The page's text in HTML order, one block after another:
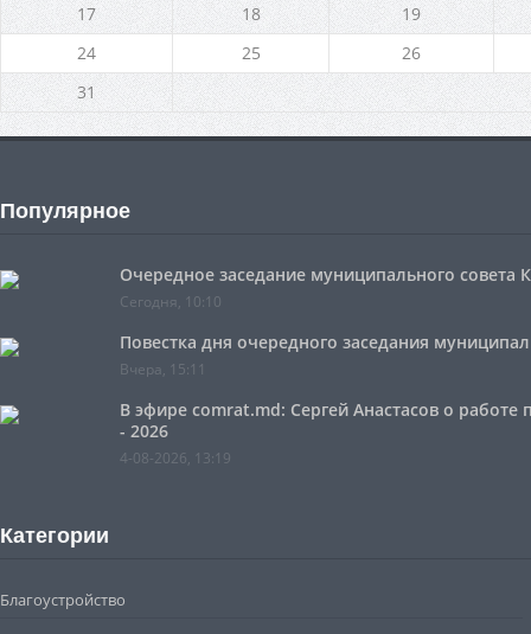
17
18
19
24
25
26
31
Популярное
Очередное заседание муниципального совета
Сегодня, 10:10
Повестка дня очередного заседания
Вчера, 15:11
В эфире comrat.md: Сергей Анастасов о
- 2026
4-08-2026, 13:19
Категории
Благоустройство